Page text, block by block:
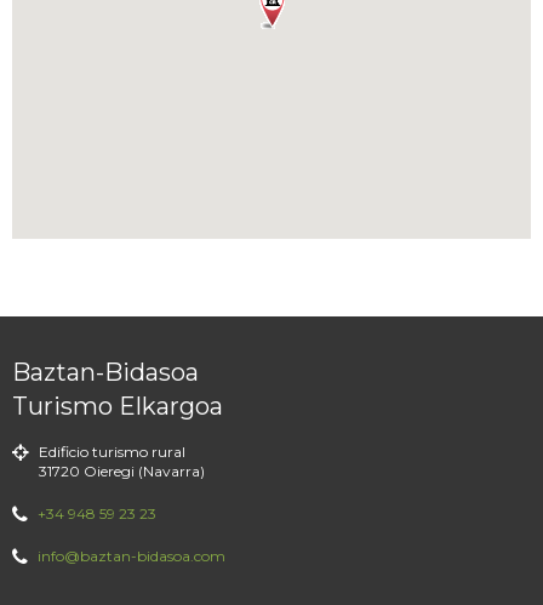
Baztan-Bidasoa
Turismo Elkargoa
Edificio turismo rural
31720 Oieregi (Navarra)
+34 948 59 23 23
info@baztan-bidasoa.com